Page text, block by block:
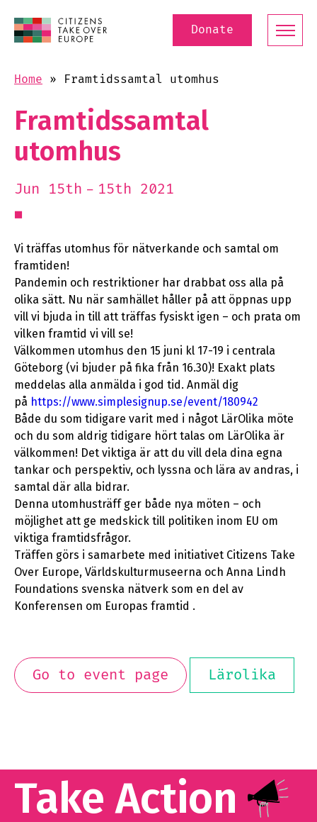
Donate
Home » Framtidssamtal utomhus
Framtidssamtal
utomhus
Jun 15th 15th 2021
Vi träffas utomhus för nätverkande och samtal om
framtiden!
Pandemin och restriktioner har drabbat oss alla på
olika sätt. Nu när samhället håller på att öppnas upp
vill vi bjuda in till att träffas fysiskt igen – och prata om
vilken framtid vi vill se!
Välkommen utomhus den 15 juni kl 17-19 i centrala
Göteborg (vi bjuder på fika från 16.30)! Exakt plats
meddelas alla anmälda i god tid. Anmäl dig
på https://www.simplesignup.se/event/180942
Både du som tidigare varit med i något LärOlika möte
och du som aldrig tidigare hört talas om LärOlika är
välkommen! Det viktiga är att du vill dela dina egna
tankar och perspektiv, och lyssna och lära av andras, i
samtal där alla bidrar.
Denna utomhusträff ger både nya möten – och
möjlighet att ge medskick till politiken inom EU om
viktiga framtidsfrågor.
Träffen görs i samarbete med initiativet Citizens Take
Over Europe, Världskulturmuseerna och Anna Lindh
Foundations svenska nätverk som en del av
Konferensen om Europas framtid .
Go to event page Lärolika
Take Action